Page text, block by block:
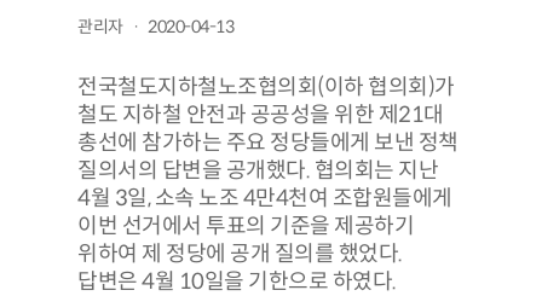
관리자 2020-04-13
전국철도지하철노조협의회(이하 협의회)가
철도 지하철 안전과 공공성을 위한 제21대
총선에 참가하는 주요 정당들에게 보낸 정책
질의서의 답변을 공개했다. 협의회는 지난
4월 3일, 소속 노조 4만4천여 조합원들에게
이번 선거에서 투표의 기준을 제공하기
위하여 제 정당에 공개 질의를 했었다.
답변은 4월 10일을 기한으로 하였다.